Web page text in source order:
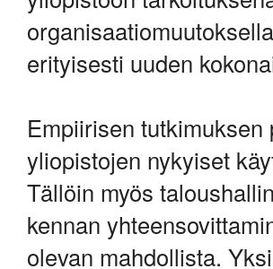
erityisesti uuden
Empiirisen
yliopistojen nykyiset
Tällöin myös
kennan
olevan mahdollista.